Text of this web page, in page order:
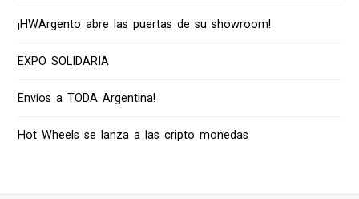
¡HWArgento abre las puertas de su showroom!
EXPO SOLIDARIA
Envíos a TODA Argentina!
Hot Wheels se lanza a las cripto monedas